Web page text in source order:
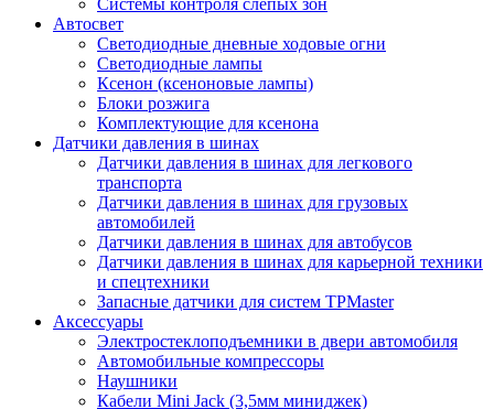
Системы контроля слепых зон
Автосвет
Светодиодные дневные ходовые огни
Светодиодные лампы
Ксенон (ксеноновые лампы)
Блоки розжига
Комплектующие для ксенона
Датчики давления в шинах
Датчики давления в шинах для легкового
транспорта
Датчики давления в шинах для грузовых
автомобилей
Датчики давления в шинах для автобусов
Датчики давления в шинах для карьерной техники
и спецтехники
Запасные датчики для систем TPMaster
Аксессуары
Электростеклоподъемники в двери автомобиля
Автомобильные компрессоры
Наушники
Кабели Mini Jack (3,5мм миниджек)